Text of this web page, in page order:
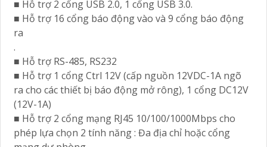
■ Hỗ trợ 2 cổng USB 2.0, 1 cổng USB 3.0.
■ Hỗ trợ 16 cổng báo động vào và 9 cổng báo động
ra
.
■ Hỗ trợ RS-485, RS232
■ Hỗ trợ 1 cổng Ctrl 12V (cấp nguồn 12VDC-1A ngõ
ra cho các thiết bị báo động mở rông), 1 cổng DC12V
(12V-1A)
■ Hỗ trợ 2 cổng mạng RJ45 10/100/1000Mbps cho
phép lựa chọn 2 tính năng : Đa địa chỉ hoặc cổng